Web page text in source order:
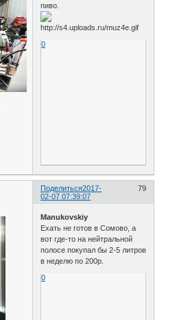
пиво.
0
Поделиться 79
2017-
02-07 07:39:07
Manukovskiy
Ехать не готов в Сомово, а
вот где-то на нейтральной
полосе покупал бы 2-5 литров
в неделю по 200р.
0